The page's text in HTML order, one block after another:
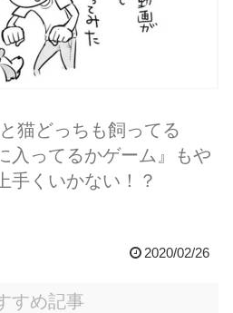
猫どっちも飼ってる
入ってるかゲーム』もや
手くいかない！？
2020/02/26
すめ記事